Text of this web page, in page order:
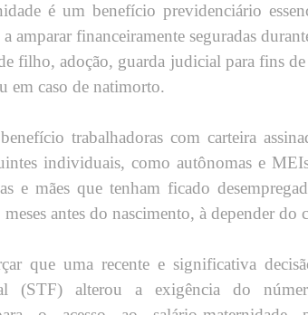
é um benefício previdenciário
amparar financeiramente seguradas
filho, adoção, guarda judicial para fins
em caso de natimorto.
trabalhadoras com carteira
individuais, como autônomas e
e mães que tenham ficado
antes do nascimento, à depender do
que uma recente e significativa
(STF) alterou a exigência do